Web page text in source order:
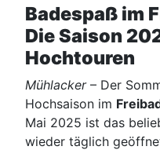
Badespaß im
Die Saison
Hochtouren
Mühlacker– Der
Hochsaison im
Mai 2025 ist das
wieder täglich